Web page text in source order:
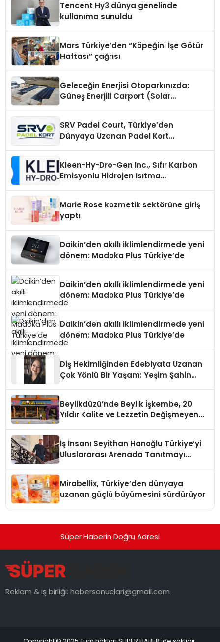
Tencent Hy3 dünya genelinde
kullanıma sunuldu
Mars Türkiye’den “Köpeğini İşe Götür
Haftası” çağrısı
Geleceğin Enerjisi Otoparkınızda:
Güneş Enerjili Carport (Solar
SRV Padel Court, Türkiye’den
Dünyaya Uzanan Padel Kort
Kleen-Hy-Dro-Gen Inc., Sıfır Karbon
Emisyonlu Hidrojen Isıtma
Marie Rose kozmetik sektörüne giriş
yaptı
Daikin’den akıllı iklimlendirmede yeni
dönem: Madoka Plus Türkiye’de
Daikin’den akıllı iklimlendirmede yeni
dönem: Madoka Plus Türkiye’de
Daikin’den akıllı iklimlendirmede yeni
dönem: Madoka Plus Türkiye’de
Diş Hekimliğinden Edebiyata Uzanan
Çok Yönlü Bir Yaşam: Yeşim Şahin
Beylikdüzü’nde Beylik İşkembe, 20
Yıldır Kalite ve Lezzetin Değişmeyen
İş İnsanı Seyithan Hanoğlu Türkiye’yi
Uluslararası Arenada Tanıtmayı
Mirabellix, Türkiye’den dünyaya
uzanan güçlü büyümesini sürdürüyor
Süper Haberin Doğru Adresi
Reklam & iş birliği:habersonuclari@gmail.com